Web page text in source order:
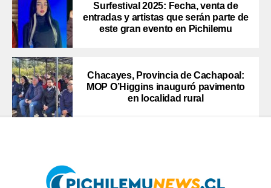
Surfestival 2025: Fecha, venta de
entradas y artistas que serán parte de
este gran evento en Pichilemu
Chacayes, Provincia de Cachapoal:
MOP O’Higgins inauguró pavimento
en localidad rural